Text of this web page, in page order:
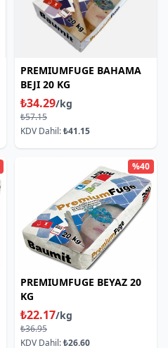
PREMIUMFUGE BAHAMA
BEJI 20 KG
₺34.29/kg
₺57.15
KDV Dahil:₺41.15
%40
PREMIUMFUGE BEYAZ 20
KG
₺22.17/kg
₺36.95
KDV Dahil:₺26.60